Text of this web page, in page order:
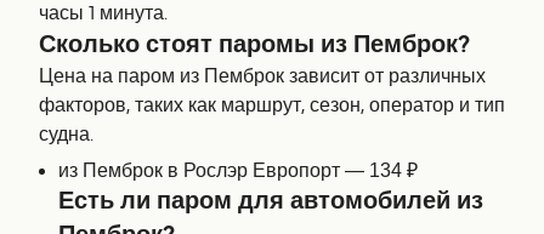
часы 1 минута.
Сколько стоят паромы из Пемброк?
Цена на паром из Пемброк зависит от различных
факторов, таких как маршрут, сезон, оператор и тип
судна.
из Пемброк в Рослэр Европорт — 134 ₽
Есть ли паром для автомобилей из